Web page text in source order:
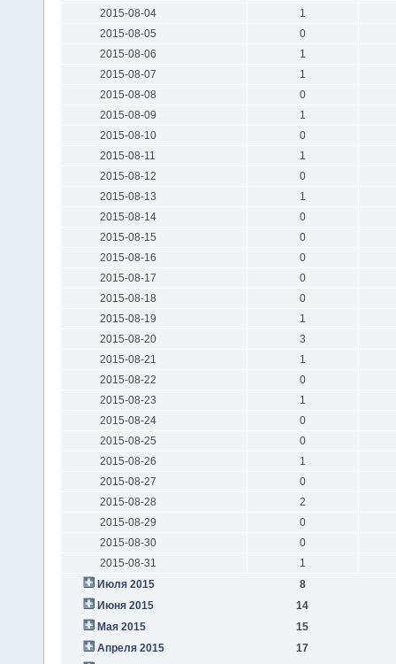
2015-08-04
1
2015-08-05
0
2015-08-06
1
2015-08-07
1
2015-08-08
0
2015-08-09
1
2015-08-10
0
2015-08-11
1
2015-08-12
0
2015-08-13
1
2015-08-14
0
2015-08-15
0
2015-08-16
0
2015-08-17
0
2015-08-18
0
2015-08-19
1
2015-08-20
3
2015-08-21
1
2015-08-22
0
2015-08-23
1
2015-08-24
0
2015-08-25
0
2015-08-26
1
2015-08-27
0
2015-08-28
2
2015-08-29
0
2015-08-30
0
2015-08-31
1
Июля 2015
8
Июня 2015
14
Мая 2015
15
Апреля 2015
17